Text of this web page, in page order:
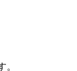
。